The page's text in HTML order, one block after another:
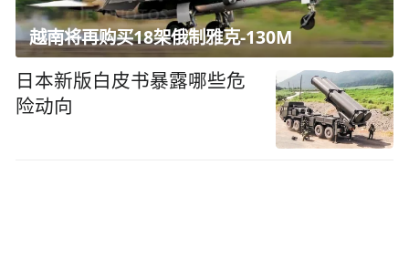
越南将再购买18架俄制雅克-130M
日本新版白皮书暴露哪些危
险动向